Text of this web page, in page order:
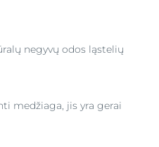
negyvų odos ląstelių
medžiaga, jis yra gerai